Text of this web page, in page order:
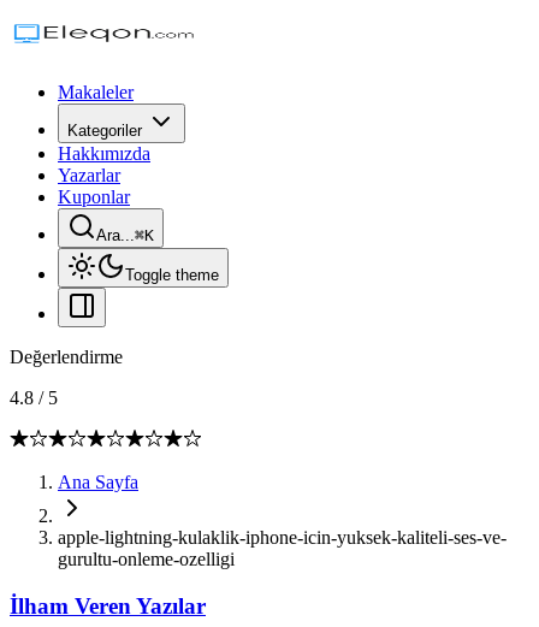
Makaleler
Kategoriler
Hakkımızda
Yazarlar
Kuponlar
Ara...⌘K
Toggle theme
Değerlendirme
4.8 / 5
Ana Sayfa
apple-lightning-kulaklik-iphone-icin-yuksek-kaliteli-ses-ve-
gurultu-onleme-ozelligi
İlham Veren Yazılar